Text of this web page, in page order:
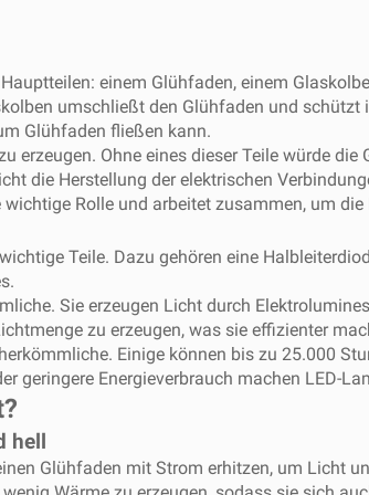
einem Glühfaden, einem
umschließt den Glühfaden und
Glühfaden fließen kann.
erzeugen. Ohne eines dieser Teile würde
die Herstellung der elektrischen
Rolle und arbeitet zusammen, um
Teile. Dazu gehören eine
Sie erzeugen Licht durch
zu erzeugen, was sie effizienter
Einige können bis zu 25.000
geringere Energieverbrauch machen
Glühfaden mit Strom erhitzen, um Licht